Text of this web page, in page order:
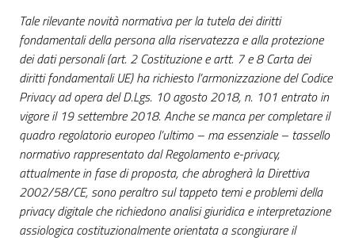
Tale rilevante novità normativa per la tutela dei diritti
fondamentali della persona alla riservatezza e alla protezione
dei dati personali (art. 2 Costituzione e artt. 7 e 8 Carta dei
diritti fondamentali UE) ha richiesto l’armonizzazione del Codice
Privacy ad opera del D.Lgs. 10 agosto 2018, n. 101 entrato in
vigore il 19 settembre 2018. Anche se manca per completare il
quadro regolatorio europeo l’ultimo – ma essenziale – tassello
normativo rappresentato dal Regolamento e-privacy,
attualmente in fase di proposta, che abrogherà la Direttiva
2002/58/CE, sono peraltro sul tappeto temi e problemi della
privacy digitale che richiedono analisi giuridica e interpretazione
assiologica costituzionalmente orientata a scongiurare il